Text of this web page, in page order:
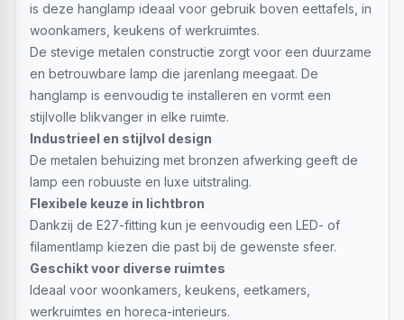
is deze hanglamp ideaal voor gebruik boven eettafels, in
woonkamers, keukens of werkruimtes.
De stevige metalen constructie zorgt voor een duurzame
en betrouwbare lamp die jarenlang meegaat. De
hanglamp is eenvoudig te installeren en vormt een
stijlvolle blikvanger in elke ruimte.
Industrieel en stijlvol design
De metalen behuizing met bronzen afwerking geeft de
lamp een robuuste en luxe uitstraling.
Flexibele keuze in lichtbron
Dankzij de E27-fitting kun je eenvoudig een LED- of
filamentlamp kiezen die past bij de gewenste sfeer.
Geschikt voor diverse ruimtes
Ideaal voor woonkamers, keukens, eetkamers,
werkruimtes en horeca-interieurs.